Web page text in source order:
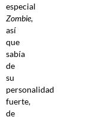
especial
Zombie,
así
que
sabía
de
su
personalidad
fuerte,
de